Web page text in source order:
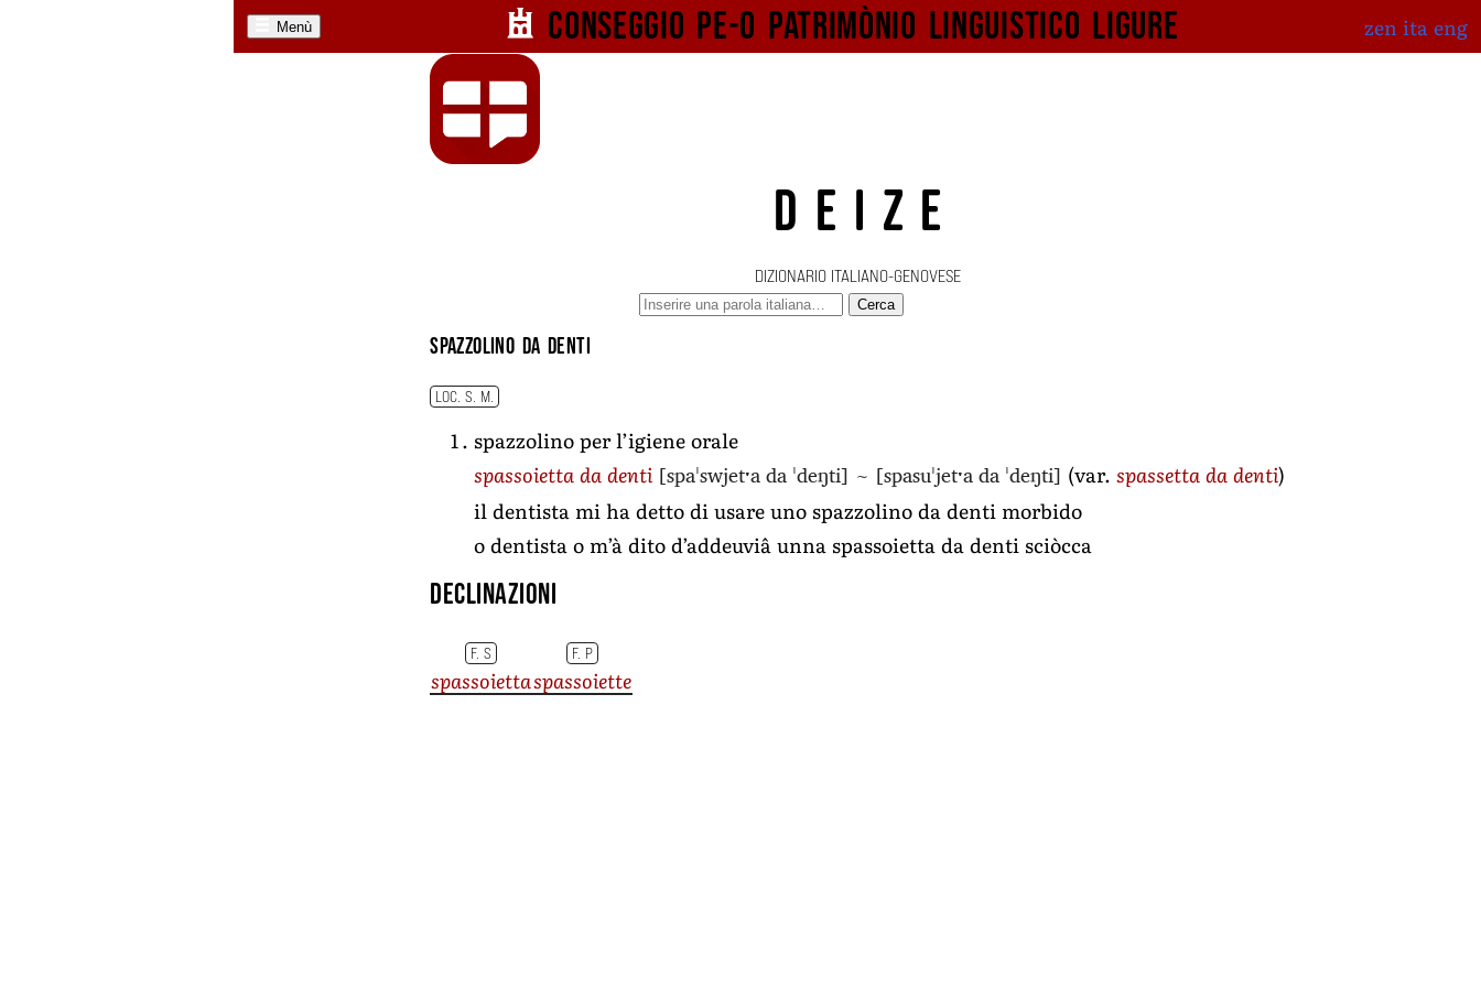
Menù Conseggio pe-o patrimònio linguistico ligure zen ita eng
DEIZE
DIZIONARIO ITALIANO-GENOVESE
Cerca
spazzolino da denti
LOC. S. M.
spazzolino per l’igiene orale
spassoietta da denti [spaˈswjetˑa da ˈdeŋti] ~ [spasuˈjetˑa da ˈdeŋti] (var.spassetta da denti)
il dentista mi ha detto di usare uno spazzolino da denti morbido
o dentista o m’à dito d’addeuviâ unna spassoietta da denti sciòcca
Declinazioni
F. S F. P
spassoiettaspassoiette